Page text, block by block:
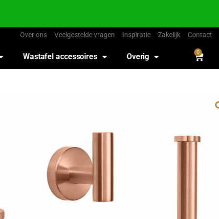
Over ons Veelgestelde vragen Inspiratie Zakelijk Contact
Wastafel accessoires Overig 0